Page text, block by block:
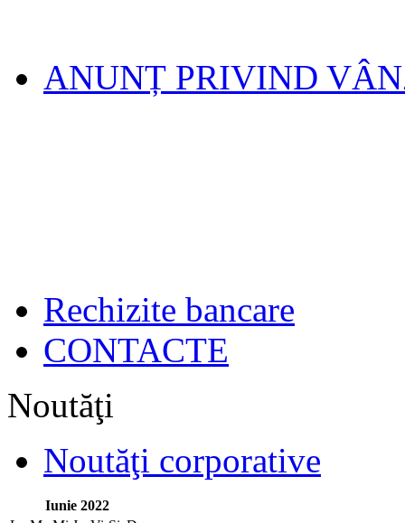
ANUNȚ PRIVIND
Rechizite bancare
CONTACTE
Noutăţi
Noutăţi corporative
Iunie 2022